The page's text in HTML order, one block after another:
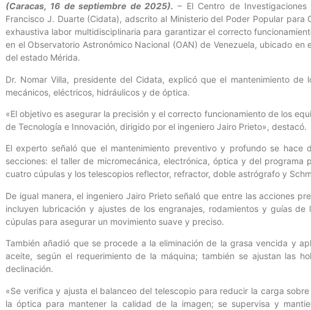
(Caracas, 16 de septiembre de 2025). – El Centro de
Francisco J. Duarte (Cidata), adscrito al Ministerio del Poder Popular para
exhaustiva labor multidisciplinaria para garantizar el correcto
en el Observatorio Astronómico Nacional (OAN) de Venezuela, ubicado en
del estado Mérida.
Dr. Nomar Villa, presidente del Cidata, explicó que el mantenimiento de
mecánicos, eléctricos, hidráulicos y de óptica.
«El objetivo es asegurar la precisión y el correcto funcionamiento de los
de Tecnología e Innovación, dirigido por el ingeniero Jairo Prieto», destacó.
El experto señaló que el mantenimiento preventivo y profundo se
secciones: el taller de micromecánica, electrónica, óptica y del programa
cuatro cúpulas y los telescopios reflector, refractor, doble astrógrafo y
De igual manera, el ingeniero Jairo Prieto señaló que entre las acciones
incluyen lubricación y ajustes de los engranajes, rodamientos y guías
cúpulas para asegurar un movimiento suave y preciso.
También añadió que se procede a la eliminación de la grasa vencida y
aceite, según el requerimiento de la máquina; también se ajustan las
declinación.
«Se verifica y ajusta el balanceo del telescopio para reducir la carga
la óptica para mantener la calidad de la imagen; se supervisa y